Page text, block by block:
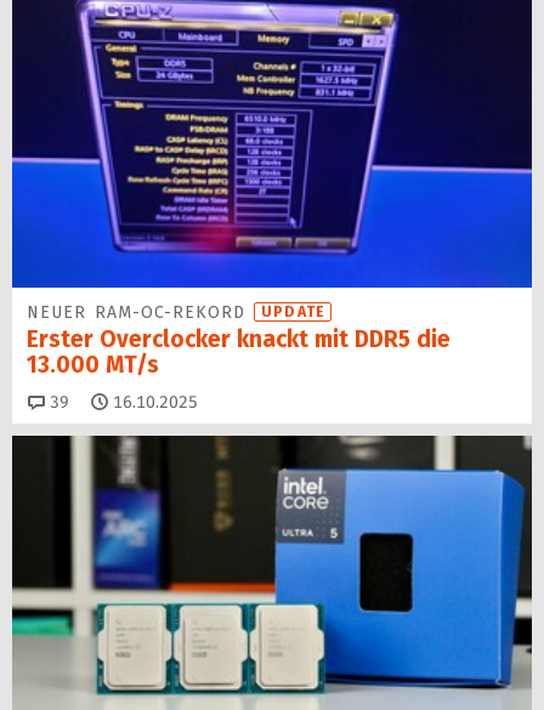
NEUER RAM-OC-REKORD UPDATE
Erster Overclocker knackt mit DDR5 die
13.000 MT/s
39 Kommentare
16.10.2025